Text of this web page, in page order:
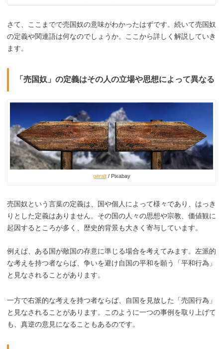
さて、ここまでで売国奴の意味がわかったはずです。続いて売国奴
の定義や関連語は何なのでしょうか。ここから詳しく解説していき
ます。
「売国奴」の定義はその人の立場や思想によって異なる
geralt/ Pixabay
売国奴という言葉の定義は、国や個人によって様々であり、はっき
りとした定義はありません。その国の人々の思想や宗教、価値観に
起因するところが多く、歴史的背景も大きく寄与しています。
例えば、ある国が敵国の存意に準じる場合を考えてみます。左派的
な考えを持つ者ならば、争いを避け自国の平和を願う「平和行為」
と見なされることがあります。
一方で右派的な考えを持つ者ならば、自国を見放した「売国行為」
と見なされることがあります。このように一つの事例を取り上げて
も、真逆の意見になることもあるのです。